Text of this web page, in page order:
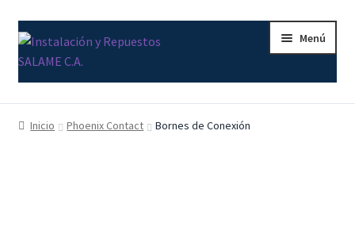
Menú
Inicio
Inicio Phoenix Contact Bornes de Conexión